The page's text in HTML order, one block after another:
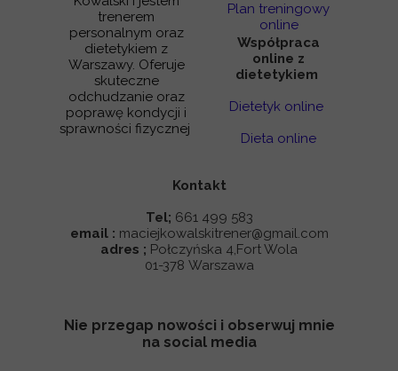
Nie przegap nowości i obserwuj mnie
na social media
Kontakt
Tel; 661 499 583
email : maciejkowalskitrener@gmail.com
adres ; Połczyńska 4,Fort Wola
01-378 Warszawa
Współpraca
online z
dietetykiem
Dietetyk online
Dieta online
Plan treningowy
online
trenerem
personalnym oraz
dietetykiem z
Warszawy. Oferuje
skuteczne
odchudzanie oraz
poprawę kondycji i
sprawności fizycznej